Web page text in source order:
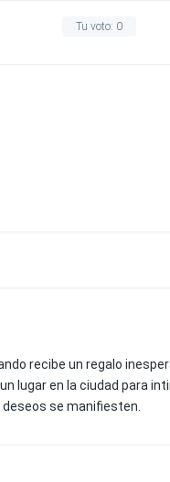
Tu voto: 0
recibe un regalo
lugar en la ciudad para
se manifiesten.